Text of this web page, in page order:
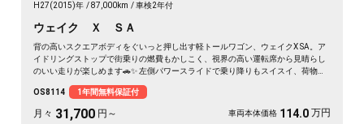
H27(2015)年 87,000km 車検2年付
ウェイク Ｘ ＳＡ
背の高いスクエアボディをぐいっと押し出す軽トールワゴン、ウェイクX SA。ア
イドリングストップで街乗りの燃費もかしこく、視界の高い運転席から見晴らし
のいい走りが楽しめます🚗✨ 左側パワースライドで乗り降りもスイスイ、荷物の
にも通勤の足にもぴったりの一台です。天井の高い車内で、休日のギア積みも余
裕ですよ💫👍《1年保証付》
OS8114 1年間無料保証付
月々 31,700 円～ 車両本体価格 114.0 万円